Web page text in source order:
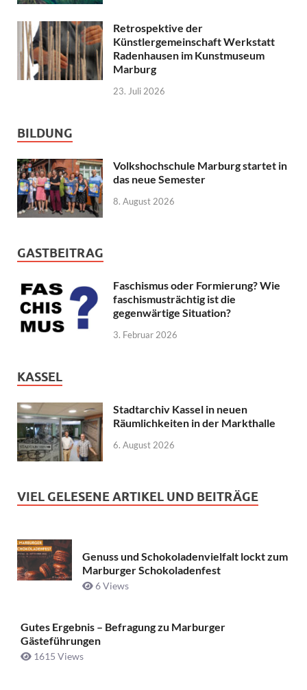
Retrospektive der
Künstlergemeinschaft Werkstatt
Radenhausen im Kunstmuseum
Marburg
23. Juli 2026
BILDUNG
Volkshochschule Marburg startet in
das neue Semester
8. August 2026
GASTBEITRAG
Faschismus oder Formierung? Wie
faschismusträchtig ist die
gegenwärtige Situation?
3. Februar 2026
KASSEL
Stadtarchiv Kassel in neuen
Räumlichkeiten in der Markthalle
6. August 2026
VIEL GELESENE ARTIKEL UND BEITRÄGE
Genuss und Schokoladenvielfalt lockt zum
Marburger Schokoladenfest
6 Views
Gutes Ergebnis – Befragung zu Marburger
Gästeführungen
1615 Views